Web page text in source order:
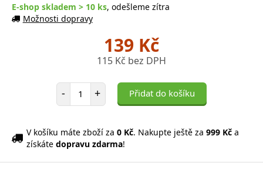
E-shop skladem > 10 ks, odešleme zítra
Možnosti dopravy
139 Kč
115 Kč bez DPH
- Počet položek
+ Přidat do košíku
V košíku máte zboží za 0 Kč. Nakupte ještě za 999 Kč a
získáte dopravu zdarma!